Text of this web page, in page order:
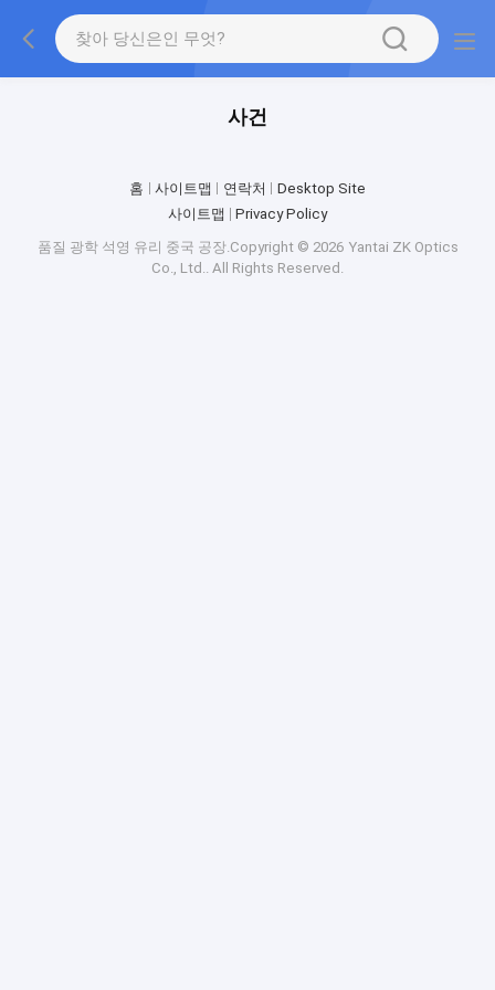
사건
홈 사이트맵 연락처
Desktop Site
사이트맵
Privacy Policy
품질 광학 석영 유리 중국 공장.Copyright © 2026 Yantai ZK Optics
Co., Ltd.. All Rights Reserved.